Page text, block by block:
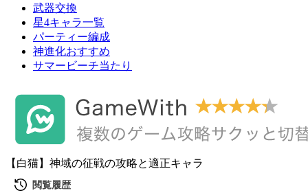
武器交換
星4キャラ一覧
パーティー編成
神進化おすすめ
サマービーチ当たり
【白猫】神域の征戦の攻略と適正キャラ